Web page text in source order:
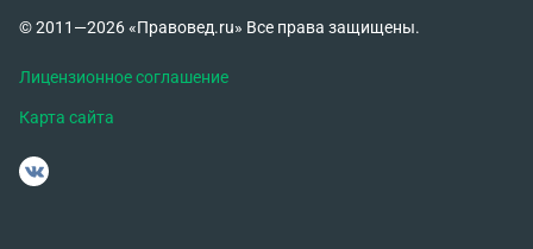
© 2011—2026 «Правовед.ru» Все права защищены.
Лицензионное соглашение
Карта сайта